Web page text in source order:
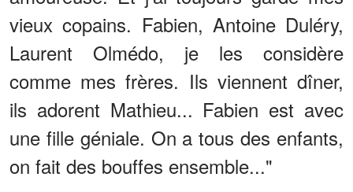
vieux copains. Fabien, Antoine Duléry,
Laurent Olmédo, je les consi­dère
comme mes frères. Ils viennent dîner,
ils adorent Mathieu... Fabien est avec
une fille géniale. On a tous des enfants,
on fait des bouffes ensem­ble..."